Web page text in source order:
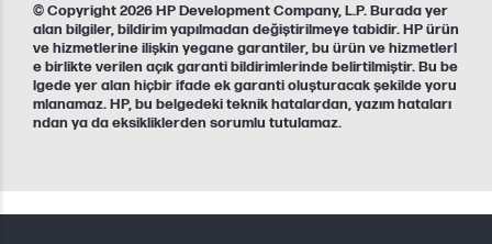
© Copyright 2026 HP Development Company, L.P. Burada yer
alan bilgiler, bildirim yapılmadan değiştirilmeye tabidir. HP ürün
ve hizmetlerine ilişkin yegane garantiler, bu ürün ve hizmetlerl
e birlikte verilen açık garanti bildirimlerinde belirtilmiştir. Bu be
lgede yer alan hiçbir ifade ek garanti oluşturacak şekilde yoru
mlanamaz. HP, bu belgedeki teknik hatalardan, yazım hataları
ndan ya da eksikliklerden sorumlu tutulamaz.